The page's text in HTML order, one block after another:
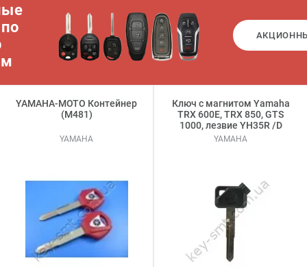
YAMAHA-MOTO Контейнер
(M481)
YAMAHA
Ключ с магнитом Yamaha
TRX 600E, TRX 850, GTS
1000, лезвие YH35R /D
YAMAHA